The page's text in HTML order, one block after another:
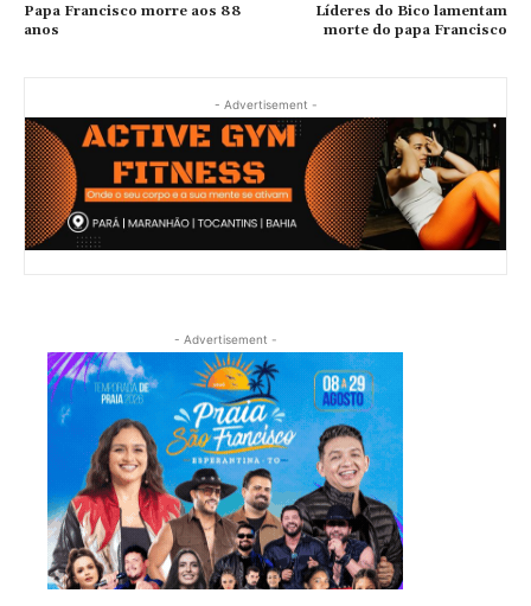
Papa Francisco morre aos 88
anos
Líderes do Bico lamentam
morte do papa Francisco
- Advertisement -
- Advertisement -